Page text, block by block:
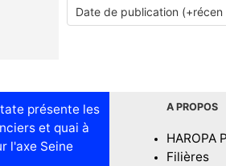
présente les
et quai à
l'axe Seine
A PROPOS
HAROPA
Filières